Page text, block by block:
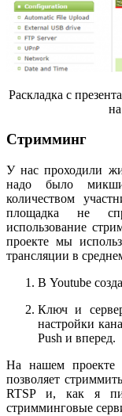
Раскладка с
Стримминг
У нас проходили
надо было
количеством
площадка не
использование
проекте мы
трансляции в
В Youtube
Ключ и
настройки
Push и вперед.
На нашем проекте
позволяет
RTSP и, как я
стримминговые